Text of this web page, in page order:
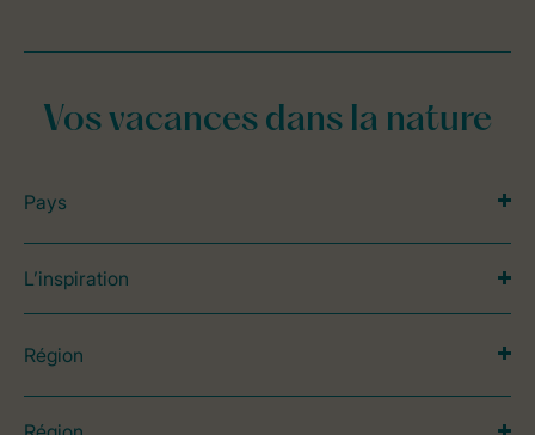
Vos vacances dans la nature
Pays
L’inspiration
Région